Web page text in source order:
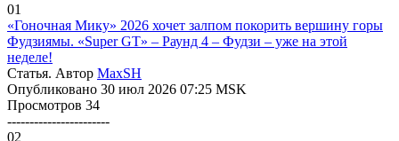
01
«Гоночная Мику» 2026 хочет залпом покорить вершину горы
Фудзиямы. «Super GT» – Раунд 4 – Фудзи – уже на этой
неделе!
Статья. Автор MaxSH
Опубликовано 30 июл 2026 07:25 MSK
Просмотров 34
-----------------------
02